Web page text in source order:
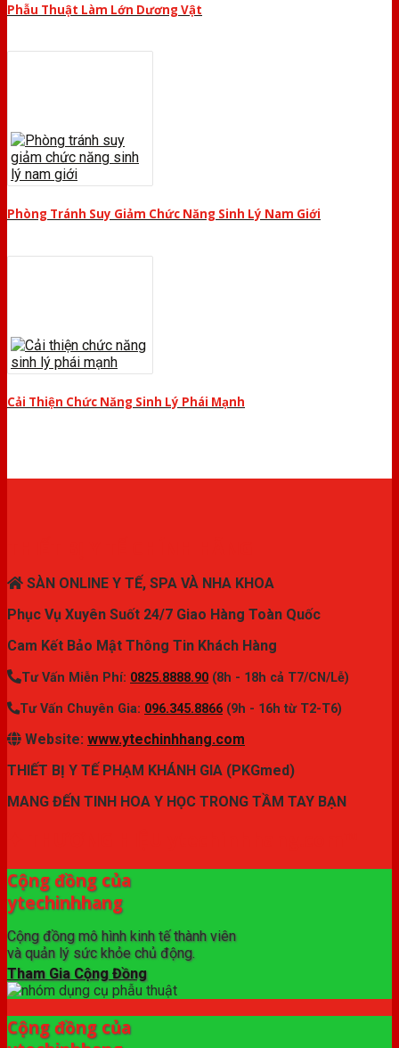
Phẫu Thuật Làm Lớn Dương Vật
Phòng Tránh Suy Giảm Chức Năng Sinh Lý Nam Giới
Cải Thiện Chức Năng Sinh Lý Phái Mạnh
SÀN ONLINE Y TẾ, SPA VÀ NHA KHOA
Phục Vụ Xuyên Suốt 24/7 Giao Hàng Toàn Quốc
Cam Kết Bảo Mật Thông Tin Khách Hàng
Tư Vấn Miễn Phí: 0825.8888.90 (8h - 18h cả T7/CN/Lễ)
Tư Vấn Chuyên Gia: 096.345.8866 (9h - 16h từ T2-T6)
Website: www.ytechinhhang.com
THIẾT BỊ Y TẾ PHẠM KHÁNH GIA (PKGmed)
MANG ĐẾN TINH HOA Y HỌC TRONG TẦM TAY BẠN
Cộng đồng của
ytechinhhang
Cộng đồng mô hình kinh tế thành viên
và quản lý sức khỏe chủ động.
Tham Gia Cộng Đồng
Cộng đồng của